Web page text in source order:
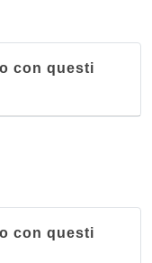
con questi
con questi